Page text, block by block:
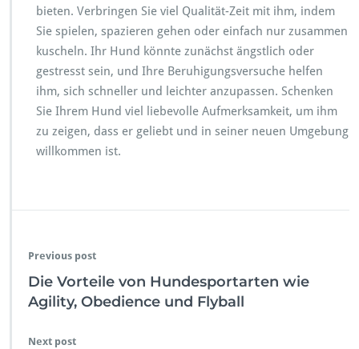
bieten. Verbringen Sie viel Qualität-Zeit mit ihm, indem
Sie spielen, spazieren gehen oder einfach nur zusammen
kuscheln. Ihr Hund könnte zunächst ängstlich oder
gestresst sein, und Ihre Beruhigungsversuche helfen
ihm, sich schneller und leichter anzupassen. Schenken
Sie Ihrem Hund viel liebevolle Aufmerksamkeit, um ihm
zu zeigen, dass er geliebt und in seiner neuen Umgebung
willkommen ist.
Previous post
Die Vorteile von Hundesportarten wie
Agility, Obedience und Flyball
Next post